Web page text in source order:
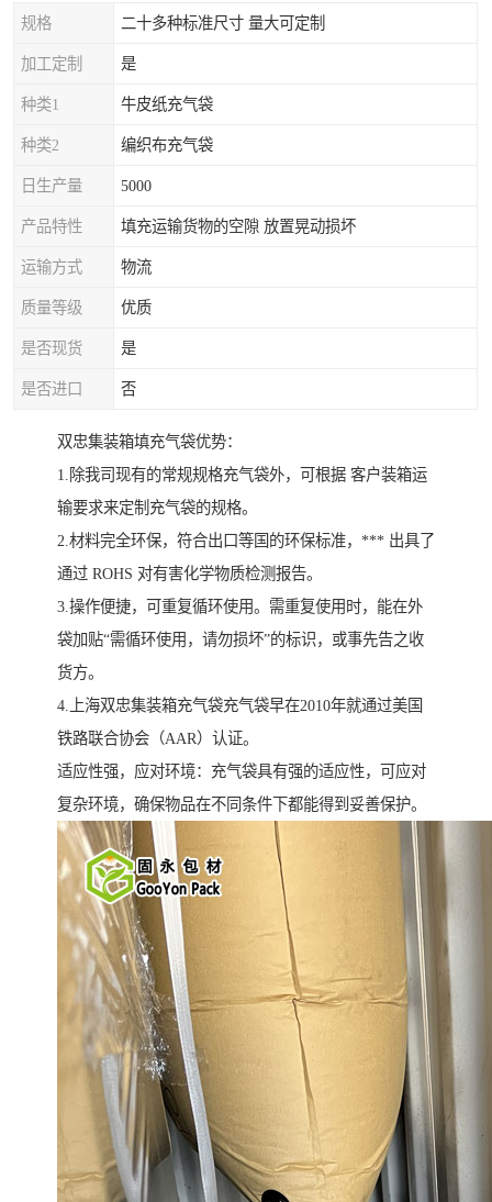
规格 二十多种标准尺寸 量大可定制
加工定制 是
种类1 牛皮纸充气袋
种类2 编织布充气袋
日生产量 5000
产品特性 填充运输货物的空隙 放置晃动损坏
运输方式 物流
质量等级 优质
是否现货 是
是否进口 否
双忠集装箱填充气袋优势：
1.除我司现有的常规规格充气袋外，可根据 客户装箱运
输要求来定制充气袋的规格。
2.材料完全环保，符合出口等国的环保标准，*** 出具了
通过 ROHS 对有害化学物质检测报告。
3.操作便捷，可重复循环使用。需重复使用时，能在外
袋加贴“需循环使用，请勿损坏”的标识，或事先告之收
货方。
4.上海双忠集装箱充气袋充气袋早在2010年就通过美国
铁路联合协会（AAR）认证。
适应性强，应对环境：充气袋具有强的适应性，可应对
复杂环境，确保物品在不同条件下都能得到妥善保护。